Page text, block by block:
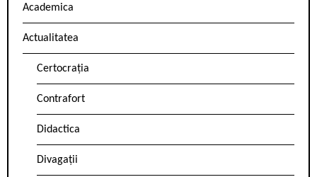
Academica
Actualitatea
Certocrația
Contrafort
Didactica
Divagații